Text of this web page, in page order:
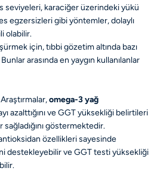
seviyeleri, karaciğer üzerindeki yükü
egzersizleri gibi yöntemler, dolaylı
olabilir.
için, tıbbi gözetim altında bazı
arasında en yaygın kullanılanlar
omega-3 yağ
azalttığını ve GGT yüksekliği belirtileri
göstermektedir.
özellikleri sayesinde
destekleyebilir ve GGT testi yüksekliği